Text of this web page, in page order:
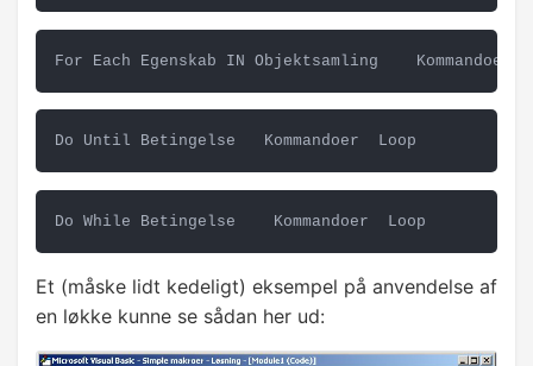
✓ Løkker
Simpel brugerdialog
Variabler
Indbyggede funktioner
Hændelser
For Each Egenskab IN Objektsamling    Kommandoer
Do Until Betingelse   Kommandoer  Loop
Do While Betingelse    Kommandoer  Loop
Et (måske lidt kedeligt) eksempel på anvendelse af
en løkke kunne se sådan her ud: